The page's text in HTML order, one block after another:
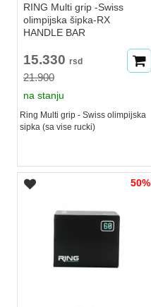
RING Multi grip -Swiss
olimpijska šipka-RX
HANDLE BAR
15.330 rsd
21.900
na stanju
Ring Multi grip - Swiss olimpijska
sipka (sa vise rucki)
50%